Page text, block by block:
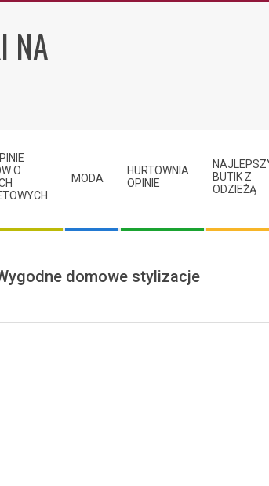
NA
O
MODA
HURTOWNIA
OPINIE
BUTIK Z
ODZIEŻĄ
domowe stylizacje